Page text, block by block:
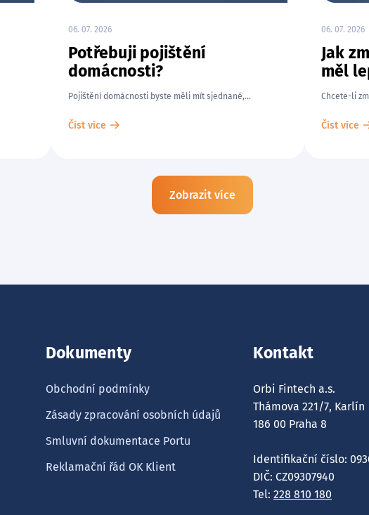
06. 07. 2026
Potřebuji pojištění
domácnosti?
Pojištění domácnosti byste měli mít sjednané,...
Číst více
06. 07. 2026
Jak
měl
Chcete-li
Číst více
Zobrazit více
Dokumenty
Obchodní podmínky
Zásady zpracování osobních údajů
Smluvní dokumentace Portu
Reklamační řád OK Klient
Kontakt
Orbi Fintech a.s.
Thámova 221/7, Karlín
186 00 Praha 8
Identifikační číslo:
DIČ: CZ09307940
Tel: 228 810 180